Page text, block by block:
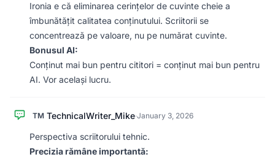
Ironia e că eliminarea cerințelor de cuvinte cheie a
îmbunătățit calitatea conținutului. Scriitorii se
concentrează pe valoare, nu pe numărat cuvinte.
Bonusul AI:
Conținut mai bun pentru cititori = conținut mai bun pentru
AI. Vor același lucru.
TM TechnicalWriter_Mike·January 3, 2026
Perspectiva scriitorului tehnic.
Precizia rămâne importantă: